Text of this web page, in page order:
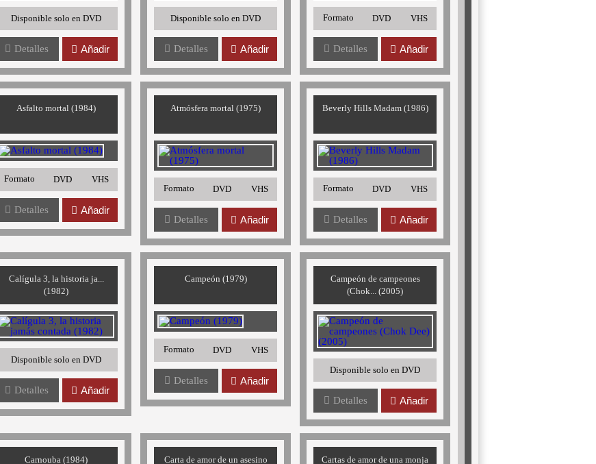
Disponible solo en DVD
Detalles Añadir
Disponible solo en DVD
Detalles Añadir
Formato DVD VHS
Detalles Añadir
Asfalto mortal (1984)
Formato DVD VHS
Detalles Añadir
Atmósfera mortal (1975)
Formato DVD VHS
Detalles Añadir
Beverly Hills Madam (1986)
Formato DVD VHS
Detalles Añadir
Calígula 3, la historia ja...
(1982)
Disponible solo en DVD
Detalles Añadir
Campeón (1979)
Formato DVD VHS
Detalles Añadir
Campeón de campeones
(Chok... (2005)
Disponible solo en DVD
Detalles Añadir
Carnouba (1984)
Carta de amor de un asesino
Cartas de amor de una monja